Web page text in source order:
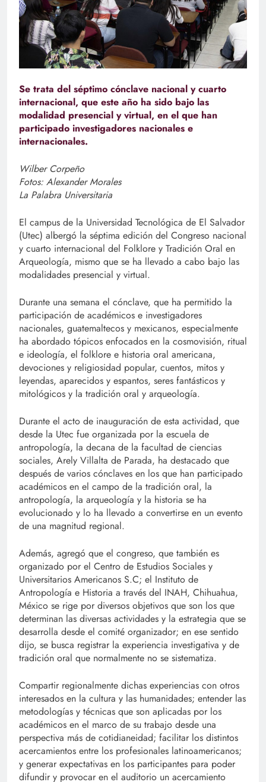
Se trata del séptimo cónclave nacional y cuarto
internacional, que este año ha sido bajo las
modalidad presencial y virtual, en el que han
participado investigadores nacionales e
internacionales.
Wilber Corpeño
Fotos: Alexander Morales
La Palabra Universitaria
El campus de la Universidad Tecnológica de El Salvador
(Utec) albergó la séptima edición del Congreso nacional
y cuarto internacional del Folklore y Tradición Oral en
Arqueología, mismo que se ha llevado a cabo bajo las
modalidades presencial y virtual.
Durante una semana el cónclave, que ha permitido la
participación de académicos e investigadores
nacionales, guatemaltecos y mexicanos, especialmente
ha abordado tópicos enfocados en la cosmovisión, ritual
e ideología, el folklore e historia oral americana,
devociones y religiosidad popular, cuentos, mitos y
leyendas, aparecidos y espantos, seres fantásticos y
mitológicos y la tradición oral y arqueología.
Durante el acto de inauguración de esta actividad, que
desde la Utec fue organizada por la escuela de
antropología, la decana de la facultad de ciencias
sociales, Arely Villalta de Parada, ha destacado que
después de varios cónclaves en los que han participado
académicos en el campo de la tradición oral, la
antropología, la arqueología y la historia se ha
evolucionado y lo ha llevado a convertirse en un evento
de una magnitud regional.
Además, agregó que el congreso, que también es
organizado por el Centro de Estudios Sociales y
Universitarios Americanos S.C; el Instituto de
Antropología e Historia a través del INAH, Chihuahua,
México se rige por diversos objetivos que son los que
determinan las diversas actividades y la estrategia que se
desarrolla desde el comité organizador; en ese sentido
dijo, se busca registrar la experiencia investigativa y de
tradición oral que normalmente no se sistematiza.
Compartir regionalmente dichas experiencias con otros
interesados en la cultura y las humanidades; entender las
metodologías y técnicas que son aplicadas por los
académicos en el marco de su trabajo desde una
perspectiva más de cotidianeidad; facilitar los distintos
acercamientos entre los profesionales latinoamericanos;
y generar expectativas en los participantes para poder
difundir y provocar en el auditorio un acercamiento